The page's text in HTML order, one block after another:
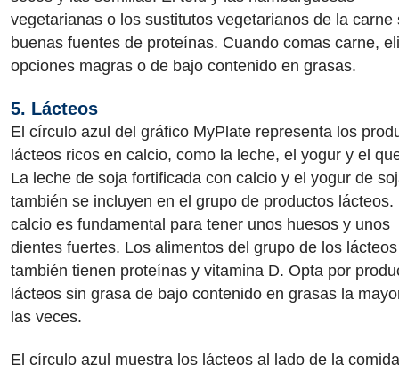
vegetarianas o los sustitutos vegetarianos de la carne
buenas fuentes de proteínas. Cuando comas carne,
opciones magras o de bajo contenido en grasas.
5. Lácteos
El círculo azul del gráfico MyPlate representa los
lácteos ricos en calcio, como la leche, el yogur y el
La leche de soja fortificada con calcio y el yogur de
también se incluyen en el grupo de productos lácteos.
calcio es fundamental para tener unos huesos y unos
dientes fuertes. Los alimentos del grupo de los lácteos
también tienen proteínas y vitamina D. Opta por
lácteos sin grasa de bajo contenido en grasas la
las veces.
El círculo azul muestra los lácteos al lado de la